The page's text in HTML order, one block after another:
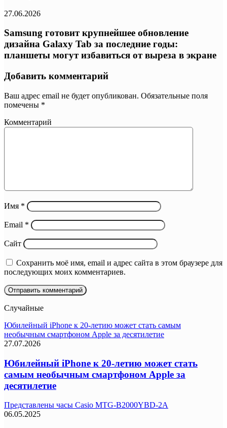
27.06.2026
Samsung готовит крупнейшее обновление
дизайна Galaxy Tab за последние годы:
планшеты могут избавиться от выреза в экране
Добавить комментарий
Ваш адрес email не будет опубликован. Обязательные поля
помечены *
Комментарий
Имя *
Email *
Сайт
Сохранить моё имя, email и адрес сайта в этом браузере для
последующих моих комментариев.
Случайные
Юбилейный iPhone к 20-летию может стать самым
необычным смартфоном Apple за десятилетие
27.07.2026
Юбилейный iPhone к 20-летию может стать
самым необычным смартфоном Apple за
десятилетие
Представлены часы Casio MTG-B2000YBD-2A
06.05.2025